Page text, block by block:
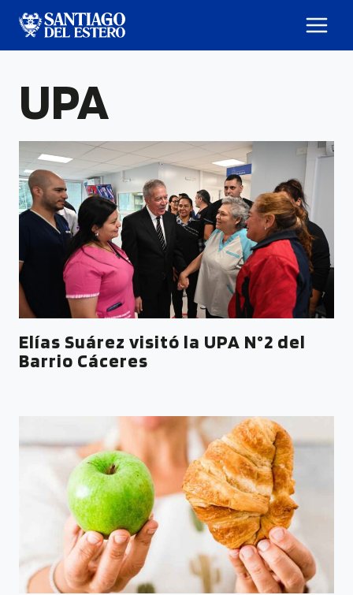
UPA
Elías Suárez visitó la UPA N°2 del
Barrio Cáceres